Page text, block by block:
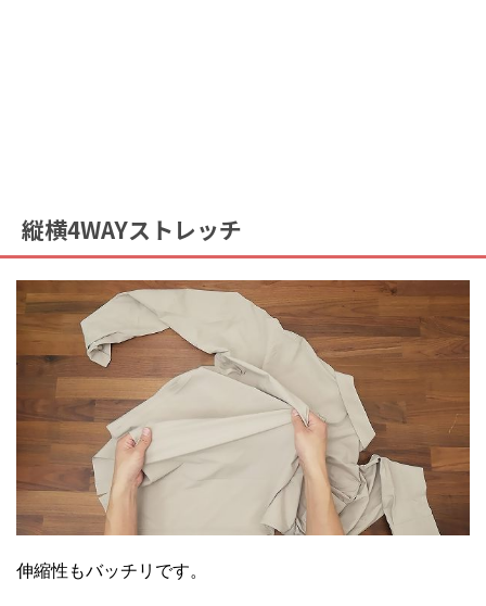
縦横4WAYストレッチ
伸縮性もバッチリです。